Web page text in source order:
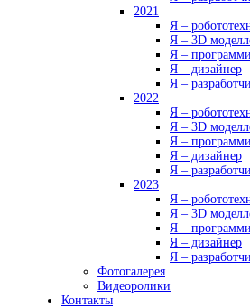
2021
Я –
Я – 3D
Я –
Я – дизайнер
Я –
2022
Я –
Я – 3D
Я –
Я – дизайнер
Я –
2023
Я –
Я – 3D
Я –
Я – дизайнер
Я –
Фотогалерея
Видеоролики
Контакты